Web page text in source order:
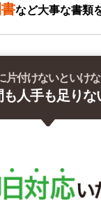
など大事な書類
片付けないといけ
も人手も足り